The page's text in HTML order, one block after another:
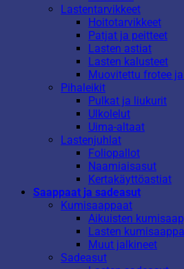
Lastentarvikkeet
Hoitotarvikkeet
Patjat ja peitteet
Lasten astiat
Lasten kalusteet
Muovitettu frotee
Pihaleikit
Pulkat ja liukurit
Ulkolelut
Uima-altaat
Lastenjuhlat
Foliopallot
Naamiaisasut
Kertakäyttöastiat
Saappaat ja sadeasut
Kumisaappaat
Aikuisten
Lasten
Muut jalkineet
Sadeasut